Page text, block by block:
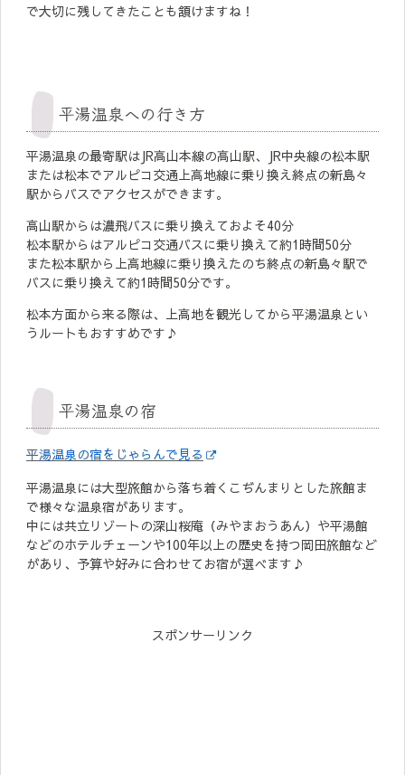
で大切に残してきたことも頷けますね！
平湯温泉への行き方
平湯温泉の最寄駅はJR高山本線の高山駅、JR中央線の松本駅
または松本でアルピコ交通上高地線に乗り換え終点の新島々
駅からバスでアクセスができます。
高山駅からは濃飛バスに乗り換えておよそ40分
松本駅からはアルピコ交通バスに乗り換えて約1時間50分
また松本駅から上高地線に乗り換えたのち終点の新島々駅で
バスに乗り換えて約1時間50分です。
松本方面から来る際は、上高地を観光してから平湯温泉とい
うルートもおすすめです♪
平湯温泉の宿
平湯温泉の宿をじゃらんで見る
平湯温泉には大型旅館から落ち着くこぢんまりとした旅館ま
で様々な温泉宿があります。
中には共立リゾートの深山桜庵（みやまおうあん）や平湯館
などのホテルチェーンや100年以上の歴史を持つ岡田旅館など
があり、予算や好みに合わせてお宿が選べます♪
スポンサーリンク